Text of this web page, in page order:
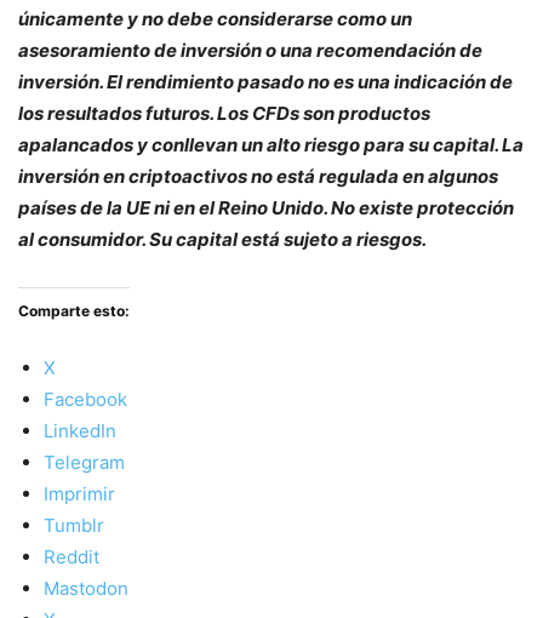
únicamente y no debe considerarse como un
asesoramiento de inversión o una recomendación de
inversión. El rendimiento pasado no es una indicación de
los resultados futuros. Los CFDs son productos
apalancados y conllevan un alto riesgo para su capital. La
inversión en criptoactivos no está regulada en algunos
países de la UE ni en el Reino Unido. No existe protección
al consumidor. Su capital está sujeto a riesgos.
Comparte esto:
X
Facebook
LinkedIn
Telegram
Imprimir
Tumblr
Reddit
Mastodon